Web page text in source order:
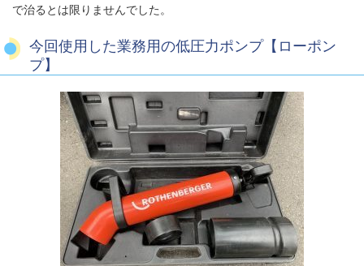
で治るとは限りませんでした。
今回使用した業務用の低圧力ポンプ【ローポン
プ】